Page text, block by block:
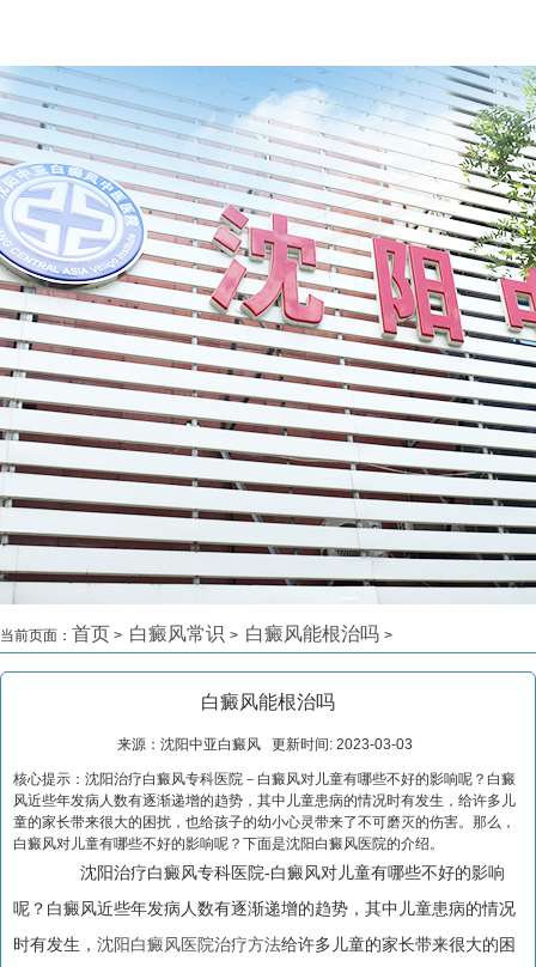
当前页面： 首页 > 白癜风常识 > 白癜风能根治吗 >
白癜风能根治吗
来源：沈阳中亚白癜风 更新时间: 2023-03-03
核心提示：沈阳治疗白癜风专科医院－白癜风对儿童有哪些不好的影响呢？白癜
风近些年发病人数有逐渐递增的趋势，其中儿童患病的情况时有发生，给许多儿
童的家长带来很大的困扰，也给孩子的幼小心灵带来了不可磨灭的伤害。那么，
白癜风对儿童有哪些不好的影响呢？下面是沈阳白癜风医院的介绍。
沈阳治疗白癜风专科医院-白癜风对儿童有哪些不好的影响
呢？白癜风近些年发病人数有逐渐递增的趋势，其中儿童患病的情况
时有发生， 沈阳白癜风医院治疗方法给许多儿童的家长带来很大的困